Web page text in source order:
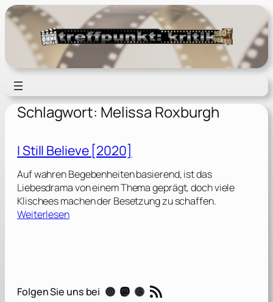
Zum
Inhalt
springen
Schlagwort: Melissa Roxburgh
I Still Believe [2020]
Auf wahren Begebenheiten basierend, ist das
Liebesdrama von einem Thema geprägt, doch viele
Klischees machen der Besetzung zu schaffen.
Weiterlesen:
l
Folgen Sie uns bei Instagram Mastodon Threads RSS-Feed